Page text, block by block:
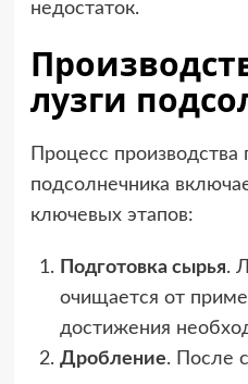
недостаток.
лузги
Процесс производства
подсолнечника
ключевых этапов:
Подготовка сырья.
очищается от
достижения
Дробление. После